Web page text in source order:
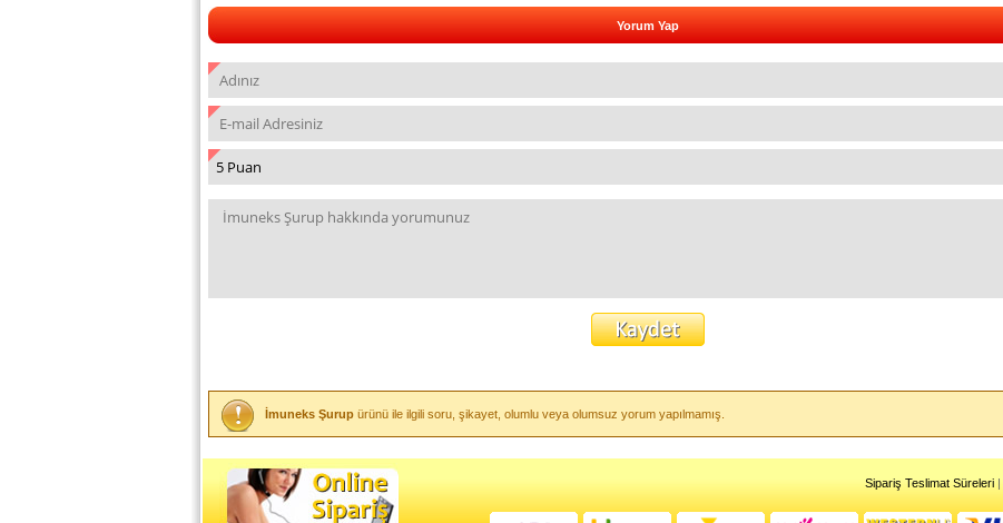
Yorum Yap
İmuneks Şurup ürünü ile ilgili soru, şikayet, olumlu veya olumsuz yorum yapılmamış.
Sipariş Teslimat Süreleri |